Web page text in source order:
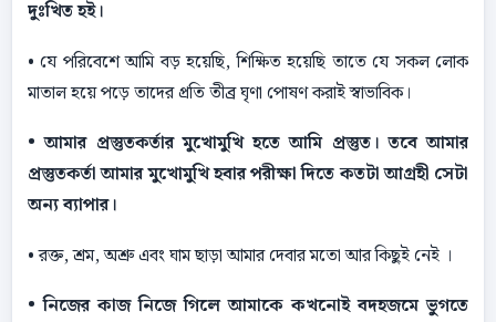
দুঃখিত হই।
• যে পরিবেশে আমি বড় হয়েছি, শিক্ষিত হয়েছি তাতে যে সকল লােক
মাতাল হয়ে পড়ে তাদের প্রতি তীব্র ঘৃণা পােষণ করাই স্বাভাবিক।
• আমার প্রস্তুতকর্তার মুখােমুখি হতে আমি প্রস্তুত। তবে আমার
প্রস্তুতকর্তা আমার মুখােমুখি হবার পরীক্ষা দিতে কতটা আগ্রহী সেটা
অন্য ব্যাপার।
• রক্ত, শ্রম, অশ্রু এবং ঘাম ছাড়া আমার দেবার মতাে আর কিছুই নেই ।
• নিজের কাজ নিজে গিলে আমাকে কখনােই বদহজমে ভুগতে